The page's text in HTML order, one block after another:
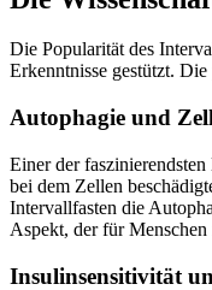
Die Popularität des
Erkenntnisse gestützt.
Autophagie und
Einer der
bei dem Zellen
Intervallfasten die
Aspekt, der für
Insulinsensitivität